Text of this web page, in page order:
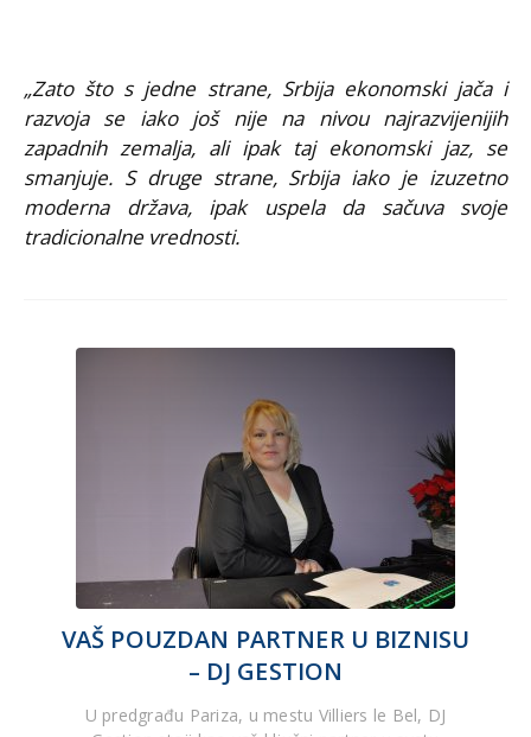
„Zato što s jedne strane, Srbija ekonomski jača i
razvoja se iako još nije na nivou najrazvijenijih
zapadnih zemalja, ali ipak taj ekonomski jaz, se
smanjuje. S druge strane, Srbija iako je izuzetno
moderna država, ipak uspela da sačuva svoje
tradicionalne vrednosti.
VAŠ POUZDAN PARTNER U BIZNISU
– DJ GESTION
U predgrađu Pariza, u mestu Villiers le Bel, DJ